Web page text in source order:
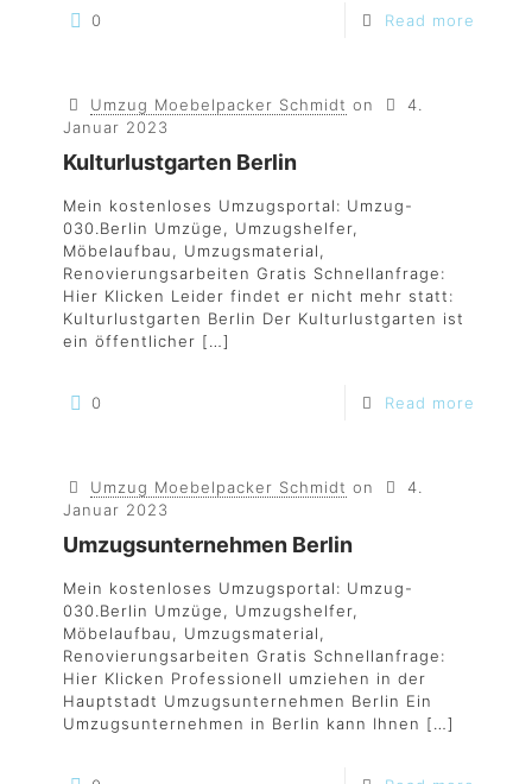
0 Read more
Umzug Moebelpacker Schmidt on
4.
Januar 2023
Kulturlustgarten Berlin
Mein kostenloses Umzugsportal: Umzug-
030.Berlin Umzüge, Umzugshelfer,
Möbelaufbau, Umzugsmaterial,
Renovierungsarbeiten Gratis Schnellanfrage:
Hier Klicken Leider findet er nicht mehr statt:
Kulturlustgarten Berlin Der Kulturlustgarten ist
ein öffentlicher […]
0 Read more
Umzug Moebelpacker Schmidt on
4.
Januar 2023
Umzugsunternehmen Berlin
Mein kostenloses Umzugsportal: Umzug-
030.Berlin Umzüge, Umzugshelfer,
Möbelaufbau, Umzugsmaterial,
Renovierungsarbeiten Gratis Schnellanfrage:
Hier Klicken Professionell umziehen in der
Hauptstadt Umzugsunternehmen Berlin Ein
Umzugsunternehmen in Berlin kann Ihnen […]